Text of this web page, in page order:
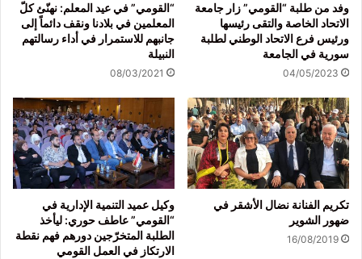
وفد من طلبة “القومي” زار جامعة
الاتحاد الخاصة والتقى رئيسها
ورئيس فرع الاتحاد الوطني لطلبة
سورية في الجامعة
04/05/2023
“القومي” في عيد المعلم: نهنّئ كلّ
المعلمين في بلادنا ونقف دائماً إلى
جانبهم للاستمرار في أداء رسالتهم
النبيلة
08/03/2021
تكريم الفنانة نضال الأشقر في
ضهور الشوير
16/08/2019
وكيل عميد التنمية الإدارية في
“القومي” عاطف حوري: ليأخذ
الطلبة المتخرّجين دورهم فهم نقطة
الارتكاز في العمل القومي